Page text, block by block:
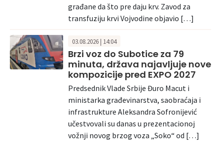
građane da što pre daju krv. Zavod za
transfuziju krvi Vojvodine objavio […]
03.08.2026 | 14:04
Brzi voz do Subotice za 79
minuta, država najavljuje nove
kompozicije pred EXPO 2027
Predsednik Vlade Srbije Đuro Macut i
ministarka građevinarstva, saobraćaja i
infrastrukture Aleksandra Sofronijević
učestvovali su danas u prezentacionoj
vožnji novog brzog voza „Soko“ od […]